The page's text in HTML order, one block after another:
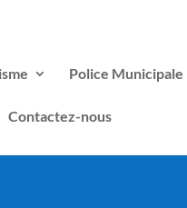
Police Municipale
Contactez-nous